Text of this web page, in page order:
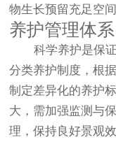
物生长预留充足空间
养护管理体系
科学养护是保证
分类养护制度，根
制定差异化的养护
大，需加强监测与
理，保持良好景观效